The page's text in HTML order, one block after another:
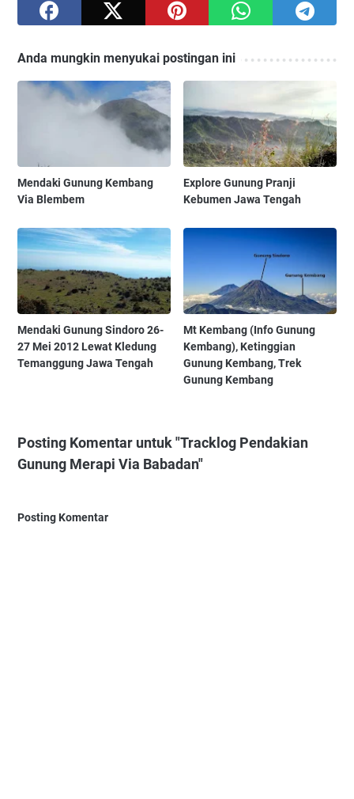
Anda mungkin menyukai postingan ini
Mendaki Gunung Kembang
Via Blembem
Explore Gunung Pranji
Kebumen Jawa Tengah
Mendaki Gunung Sindoro 26-
27 Mei 2012 Lewat Kledung
Temanggung Jawa Tengah
Mt Kembang (Info Gunung
Kembang), Ketinggian
Gunung Kembang, Trek
Gunung Kembang
Posting Komentar untuk "Tracklog Pendakian
Gunung Merapi Via Babadan"
Posting Komentar